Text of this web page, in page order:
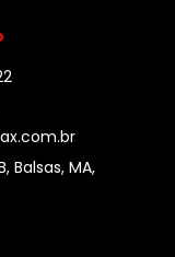
Balsas, MA,